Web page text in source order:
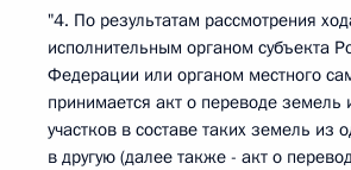
"4. По результатам рассмотрения
исполнительным органом субъекта
Федерации или органом местного
принимается акт о переводе
участков в составе таких земель из
в другую (далее также - акт о